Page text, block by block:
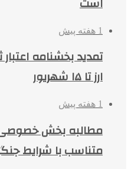
1 هفته پیش
تمدید بخشنامه
ارز تا ۱۵ شهریور
1 هفته پیش
مطالبه بخش خصوصی
متناسب با شرایط